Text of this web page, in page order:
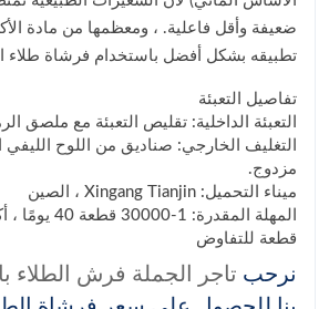
ضعيفة وأقل فاعلية. ، ومعظمها من مادة
تطبيقه بشكل أفضل باستخدام فرشاة طلاء
تفاصيل التعبئة
التعبئة الداخلية: تقليص التعبئة مع ملصق
التغليف الخارجي: صناديق من اللوح الليفي
مزدوج.
ميناء التحميل: Xingang Tianjin ، الصين
قطعة للتفاوض
نرحب تاجر الجملة فرش الطلاء